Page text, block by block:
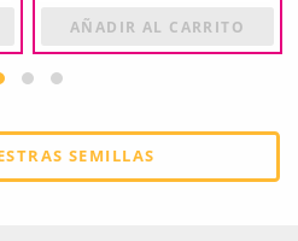
AÑADIR AL CARRITO
SEMILLAS